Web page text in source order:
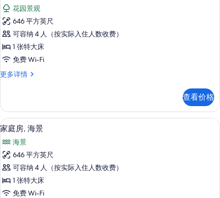
照
片
更
多
信
息
示
家
庭
房
的
有
片
花园景观
646 平方英尺
可容纳 4 人（按实际入住人数收费）
1 张特大床
免费 Wi-Fi
更多详情
家
多
信
息
查看价格
显
示
家
庭
房,
海
6
家庭房, 海景
海景
646 平方英尺
可容纳 4 人（按实际入住人数收费）
1 张特大床
免费 Wi-Fi